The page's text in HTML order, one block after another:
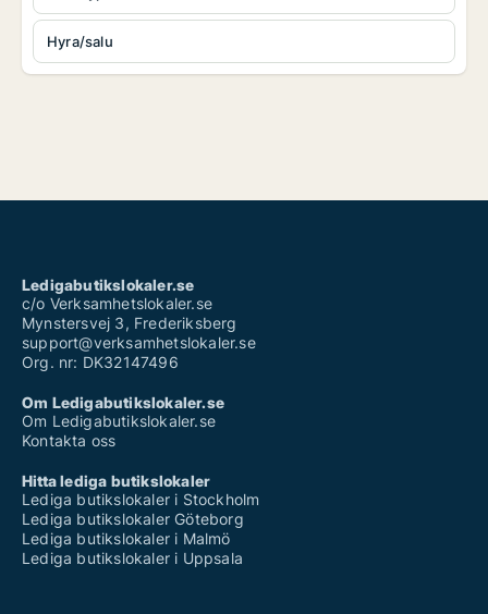
Hyra/salu
Ledigabutikslokaler.se
c/o Verksamhetslokaler.se
Mynstersvej 3, Frederiksberg
support@verksamhetslokaler.se
Org. nr: DK32147496
Om Ledigabutikslokaler.se
Om Ledigabutikslokaler.se
Kontakta oss
Hitta lediga butikslokaler
Lediga butikslokaler i Stockholm
Lediga butikslokaler Göteborg
Lediga butikslokaler i Malmö
Lediga butikslokaler i Uppsala